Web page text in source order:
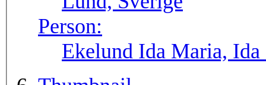
Person:
Ekelund Ida Maria, Ida